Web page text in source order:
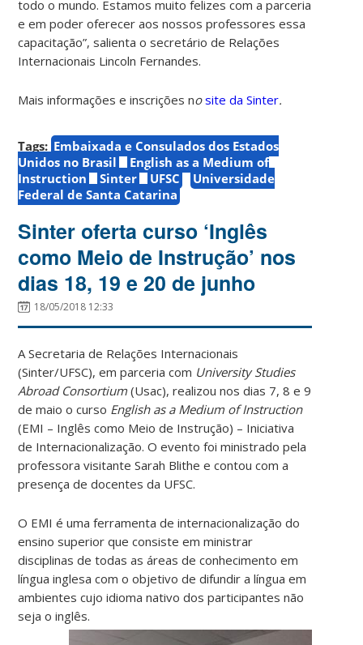
todo o mundo. Estamos muito felizes com a parceria
e em poder oferecer aos nossos professores essa
capacitação”, salienta o secretário de Relações
Internacionais Lincoln Fernandes.
Mais informações e inscrições nosite da Sinter.
Tags: Embaixada e Consulados dos Estados
Unidos no Brasil
English as a Medium of
Instruction
Sinter UFSC
Universidade
Federal de Santa Catarina
Sinter oferta curso ‘Inglês
como Meio de Instrução’ nos
dias 18, 19 e 20 de junho
18/05/2018 12:33
A Secretaria de Relações Internacionais
(Sinter/UFSC), em parceria com University Studies
Abroad Consortium (Usac), realizou nos dias 7, 8 e 9
de maio o curso English as a Medium of Instruction
(EMI – Inglês como Meio de Instrução) – Iniciativa
de Internacionalização. O evento foi ministrado pela
professora visitante Sarah Blithe e contou com a
presença de docentes da UFSC.
O EMI é uma ferramenta de internacionalização do
ensino superior que consiste em ministrar
disciplinas de todas as áreas de conhecimento em
língua inglesa com o objetivo de difundir a língua em
ambientes cujo idioma nativo dos participantes não
seja o inglês.